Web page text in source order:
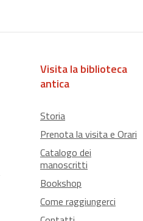
Visita la biblioteca
antica
Storia
Prenota la visita e Orari
Catalogo dei
manoscritti
Bookshop
Come raggiungerci